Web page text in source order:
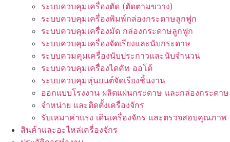
ระบบควบคุมเครื่องตัด (ตัดตามขวาง)
ระบบควบคุมเครื่องพิมพ์กล่องกระดาษลูกฟูก
ระบบควบคุมเครื่องมัด กล่องกระดาษลูกฟูก
ระบบควบคุมเครื่องจัดเรียงและนับกระดาษ
ระบบควมคุมเครื่องนับประกาวและนับจำนวน
ระบบควบคุมเครื่องไดคัท ออโต้
ระบบควบคุมหุ่นยนต์จัดเรียงชิ้นงาน
ออกแบบโรงงาน ผลิตแผ่นกระดาษ และกล่องกระดา
จำหน่าย และติดตั้งเครื่องจักร
รับเหมาค่าแรง เดินเครื่องจักร และตรวจสอบคุณภาพ
สินค้าและอะไหล่เครื่องจักร